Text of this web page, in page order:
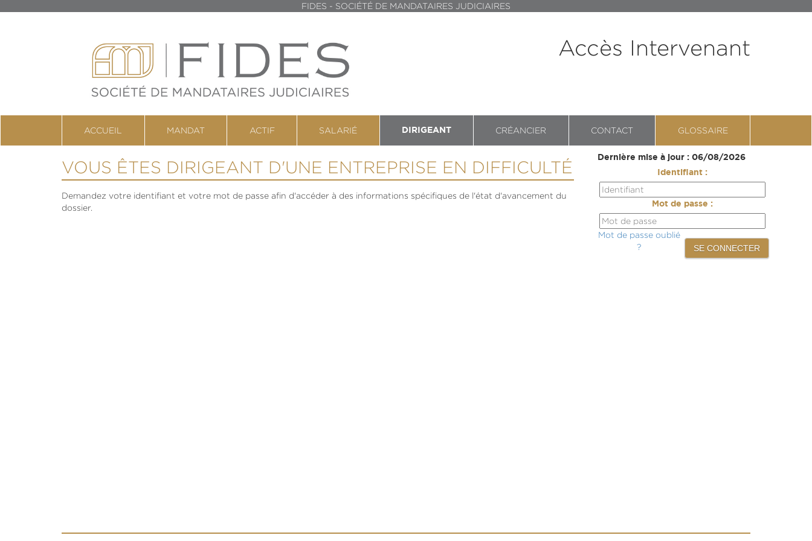
FIDES - SOCIÉTÉ DE MANDATAIRES JUDICIAIRES
Accès Intervenant
ACCUEIL MANDAT ACTIF SALARIÉ DIRIGEANT CRÉANCIER CONTACT GLOSSAIRE
Dernière mise à jour : 06/08/2026
Identifiant :
Mot de passe :
Mot de passe oublié
?
VOUS ÊTES DIRIGEANT D'UNE ENTREPRISE EN DIFFICULTÉ
Demandez votre identifiant et votre mot de passe afin d'accéder à des informations spécifiques de l'état d'avancement du
dossier.